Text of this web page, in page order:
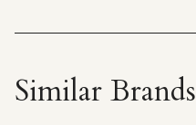
Similar Brands